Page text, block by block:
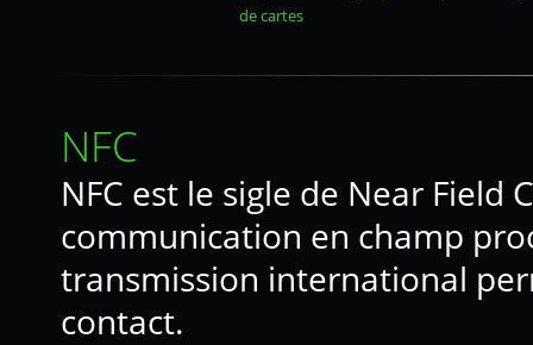
de cartes
NFC
NFC est le sigle de Near
communication en champ
transmission international
contact.